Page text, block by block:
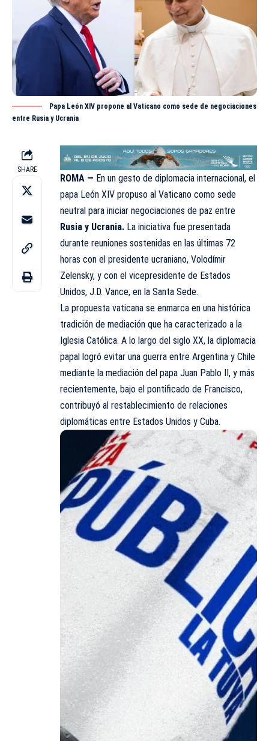
Papa León XIV propone al Vaticano como sede de negociaciones
entre Rusia y Ucrania
SHARE
ROMA — En un gesto de diplomacia internacional, el
papa León XIV propuso al Vaticano como sede
neutral para iniciar negociaciones de paz entre
Rusia y Ucrania. La iniciativa fue presentada
durante reuniones sostenidas en las últimas 72
horas con el presidente ucraniano, Volodímir
Zelensky, y con el vicepresidente de Estados
Unidos, J.D. Vance, en la Santa Sede.
La propuesta vaticana se enmarca en una histórica
tradición de mediación que ha caracterizado a la
Iglesia Católica. A lo largo del siglo XX, la diplomacia
papal logró evitar una guerra entre Argentina y Chile
mediante la mediación del papa Juan Pablo II, y más
recientemente, bajo el pontificado de Francisco,
contribuyó al restablecimiento de relaciones
diplomáticas entre Estados Unidos y Cuba.